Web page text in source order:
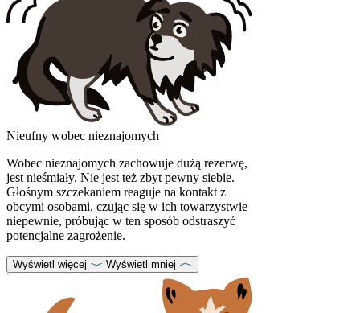
Nieufny wobec nieznajomych
Wobec nieznajomych zachowuje dużą rezerwę,
jest nieśmiały. Nie jest też zbyt pewny siebie.
Głośnym szczekaniem reaguje na kontakt z
obcymi osobami, czując się w ich towarzystwie
niepewnie, próbując w ten sposób odstraszyć
potencjalne zagrożenie.
Wyświetl więcej Wyświetl mniej